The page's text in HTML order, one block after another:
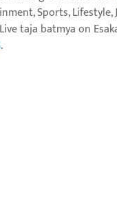
Sports, Lifestyle,
Live taja batmya on
.